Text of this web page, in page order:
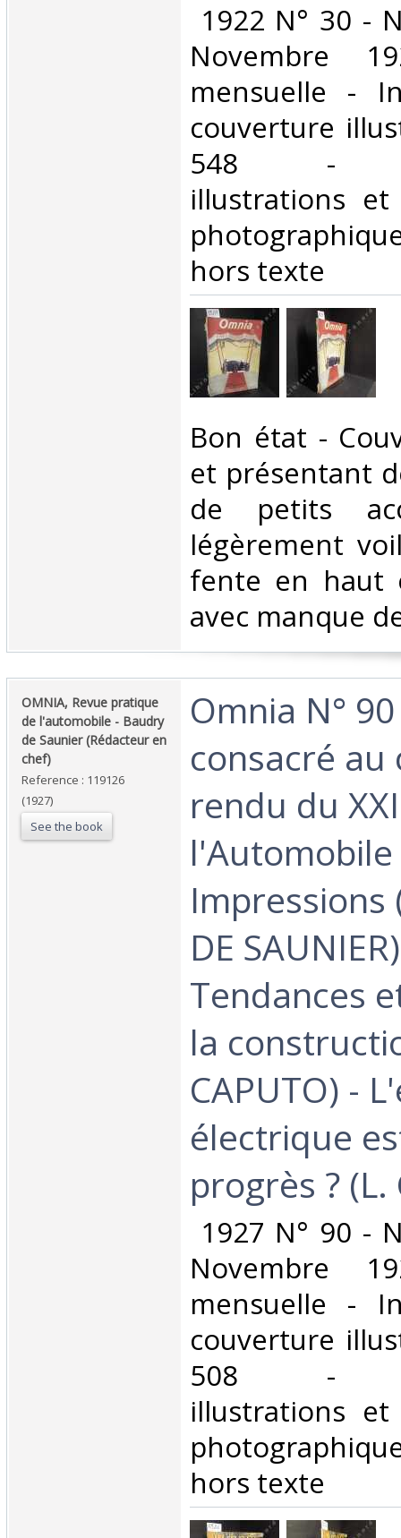
1922 N° 30 -
Novembre
mensuelle -
couverture
548 -
illustrations et
hors texte‎
‎Bon état -
et présentant
de petits
légèrement
fente en haut
avec manque
‎OMNIA, Revue pratique
de l'automobile - Baudry
de Saunier (Rédacteur en
chef)‎
Reference : 119126
(1927)
See the book
‎Omnia N°
consacré au
rendu du
l'Automobile
Impressions
DE
Tendances
la
CAPUTO) -
électrique
progrès ? (L.
1927 N° 90 -
Novembre
mensuelle -
couverture
508 -
illustrations et
hors texte‎